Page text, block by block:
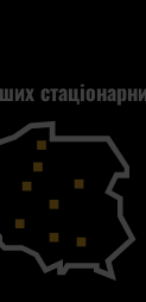
на осінь